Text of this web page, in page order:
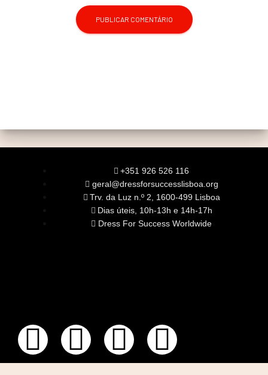
+351 926 526 116
geral@dressforsuccesslisboa.org
Trv. da Luz n.º 2, 1600-499 Lisboa
Dias úteis, 10h-13h e 14h-17h
Dress For Success Worldwide